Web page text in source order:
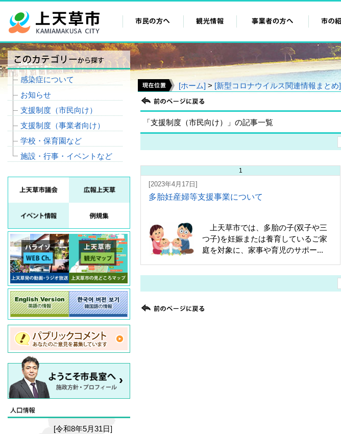
[ホーム] > [新型コロナウイルス関連情報まとめ]
「支援制度（市民向け）」の記事一覧
1
[2023年4月17日]
多胎妊産婦等支援事業について
上天草市では、多胎の子(双子や三
つ子)を妊娠または養育しているご家
庭を対象に、家事や育児のサポー...
感染症について
お知らせ
支援制度（市民向け）
支援制度（事業者向け）
学校・保育園など
施設・行事・イベントなど
[令和8年5月31日]